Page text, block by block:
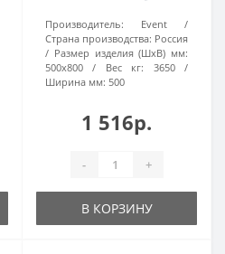
Производитель:
Event
Страна производства: Россия
Размер изделия (ШхВ) мм:
500х800
Вес кг:
3650
Ширина мм: 500
1 516р.
- +
В КОРЗИНУ